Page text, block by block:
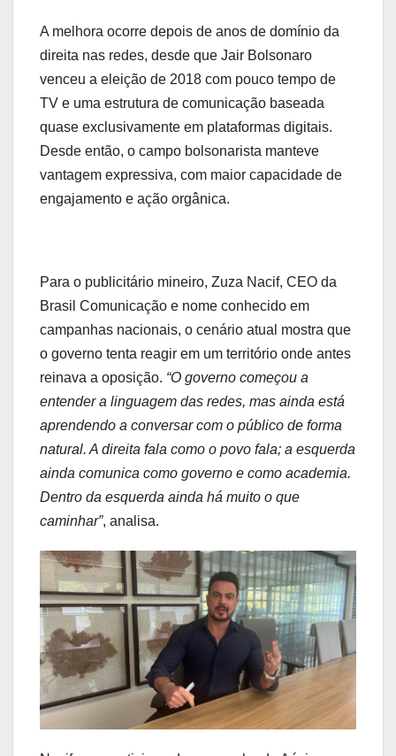
A melhora ocorre depois de anos de domínio da
direita nas redes, desde que Jair Bolsonaro
venceu a eleição de 2018 com pouco tempo de
TV e uma estrutura de comunicação baseada
quase exclusivamente em plataformas digitais.
Desde então, o campo bolsonarista manteve
vantagem expressiva, com maior capacidade de
engajamento e ação orgânica.
Para o publicitário mineiro, Zuza Nacif, CEO da
Brasil Comunicação e nome conhecido em
campanhas nacionais, o cenário atual mostra que
o governo tenta reagir em um território onde antes
reinava a oposição. “O governo começou a
entender a linguagem das redes, mas ainda está
aprendendo a conversar com o público de forma
natural. A direita fala como o povo fala; a esquerda
ainda comunica como governo e como academia.
Dentro da esquerda ainda há muito o que
caminhar”, analisa.